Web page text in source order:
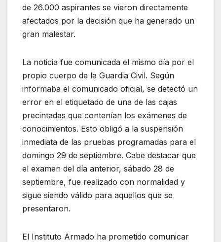
de 26.000 aspirantes se vieron directamente
afectados por la decisión que ha generado un
gran malestar.
La noticia fue comunicada el mismo día por el
propio cuerpo de la Guardia Civil. Según
informaba el comunicado oficial, se detectó un
error en el etiquetado de una de las cajas
precintadas que contenían los exámenes de
conocimientos. Esto obligó a la suspensión
inmediata de las pruebas programadas para el
domingo 29 de septiembre. Cabe destacar que
el examen del día anterior, sábado 28 de
septiembre, fue realizado con normalidad y
sigue siendo válido para aquellos que se
presentaron.
El Instituto Armado ha prometido comunicar